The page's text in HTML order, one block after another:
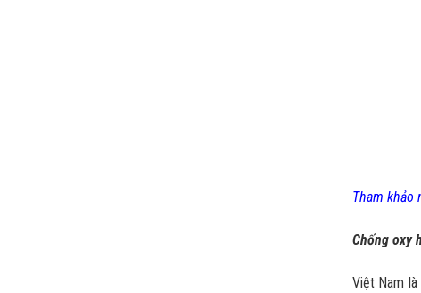
Tham khảo
Chống oxy
Việt Nam